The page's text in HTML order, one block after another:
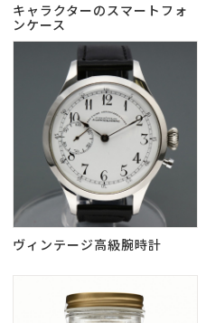
キャラクターのスマートフォ
ンケース
ヴィンテージ高級腕時計